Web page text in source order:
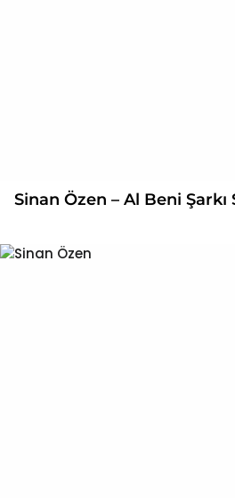
Sinan Özen – Al Beni Şarkı